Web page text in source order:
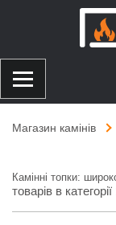
Магазин камінів
Камінні топки:
товарів в